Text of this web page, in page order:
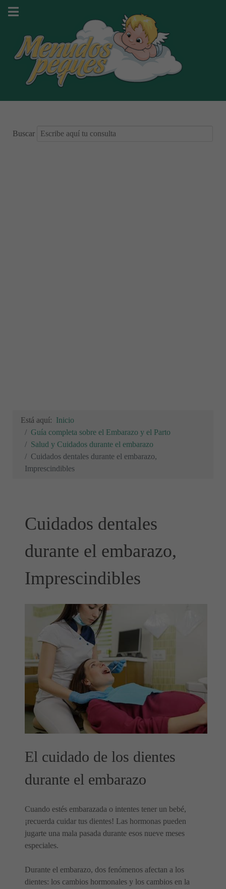
Buscar
Está aquí: Inicio
Guía completa sobre el Embarazo y el Parto
Salud y Cuidados durante el embarazo
Cuidados dentales durante el embarazo,
Imprescindibles
Cuidados dentales
durante el embarazo,
Imprescindibles
El cuidado de los dientes
durante el embarazo
Cuando estés embarazada o intentes tener un bebé,
¡recuerda cuidar tus dientes! Las hormonas pueden
jugarte una mala pasada durante esos nueve meses
especiales.
Durante el embarazo, dos fenómenos afectan a los
dientes: los cambios hormonales y los cambios en la